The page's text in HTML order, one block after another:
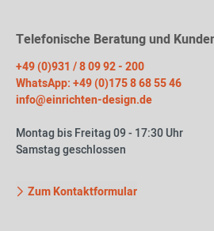
Telefonische Beratung und
+49 (0)931 / 8 09 92 - 200
WhatsApp: +49 (0)175 8 68 55 46
info@einrichten-design.de
Montag bis Freitag 09 - 17:30 Uhr
Samstag geschlossen
Zum Kontaktformular